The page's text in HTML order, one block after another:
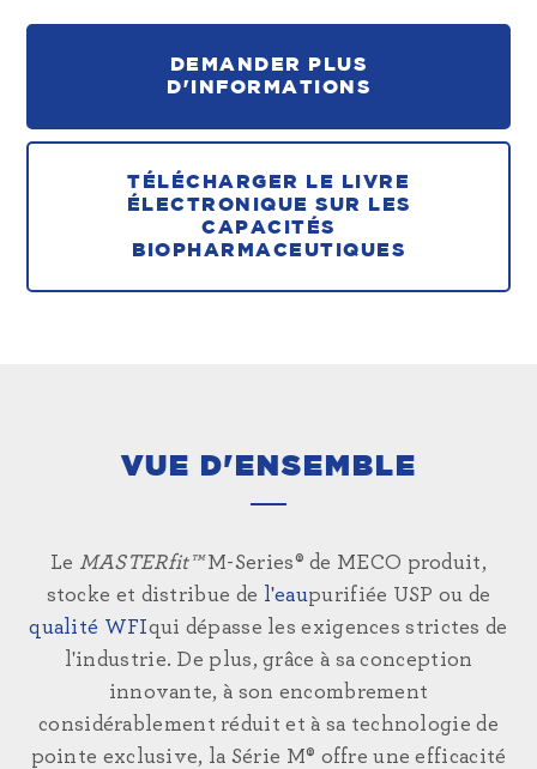
DEMANDER PLUS
D'INFORMATIONS
TÉLÉCHARGER LE LIVRE
ÉLECTRONIQUE SUR LES
CAPACITÉS
BIOPHARMACEUTIQUES
VUE D'ENSEMBLE
Le MASTERfit™M-Series® de MECO produit,
stocke et distribue de l'eaupurifiée USP ou de
qualité WFIqui dépasse les exigences strictes de
l'industrie. De plus, grâce à sa conception
innovante, à son encombrement
considérablement réduit et à sa technologie de
pointe exclusive, la Série M® offre une efficacité